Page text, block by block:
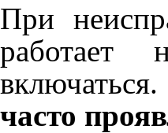
При
работает
включаться.
часто